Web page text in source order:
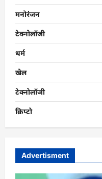
मनोरंजन
टेक्नोलॉजी
धर्म
खेल
टेक्नोलॉजी
क्रिप्टो
Advertisment